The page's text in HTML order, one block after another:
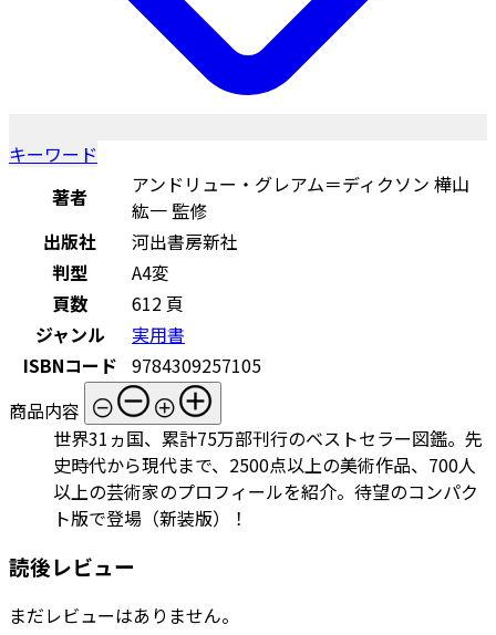
キーワード
著者
アンドリュー・グレアム＝ディクソン 樺山
紘一 監修
出版社
河出書房新社
判型
A4変
頁数
612 頁
ジャンル
実用書
ISBNコード 9784309257105
商品内容
世界31ヵ国、累計75万部刊行のベストセラー図鑑。先
史時代から現代まで、2500点以上の美術作品、700人
以上の芸術家のプロフィールを紹介。待望のコンパク
ト版で登場（新装版）！
読後レビュー
まだレビューはありません。